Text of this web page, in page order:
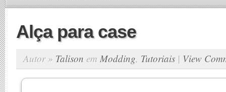
Alça para case
Autor » Talison em Modding, Tutoriais | View